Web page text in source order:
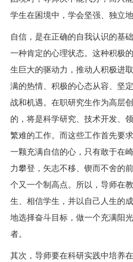
学生在困境中，学会坚强、独立地
自信，是在正确的自我认识的基
一种肯定的心理状态。这种积极
生巨大的驱动力，推动人积极进
满的热情、积极的心态从容、坚
战和机遇。在职研究生作为高层
的，将是科学研究、技术开发、
繁难的工作。而这些工作首先要
一颗充满自信的心，只有敢于在
力攀登，矢志不移、锲而不舍的
个又一个制高点。所以，导师在
生、相信学生，并以自己人生的
地选择奋斗目标，做一个充满阳
者。
其次，导师要在科研实践中培养